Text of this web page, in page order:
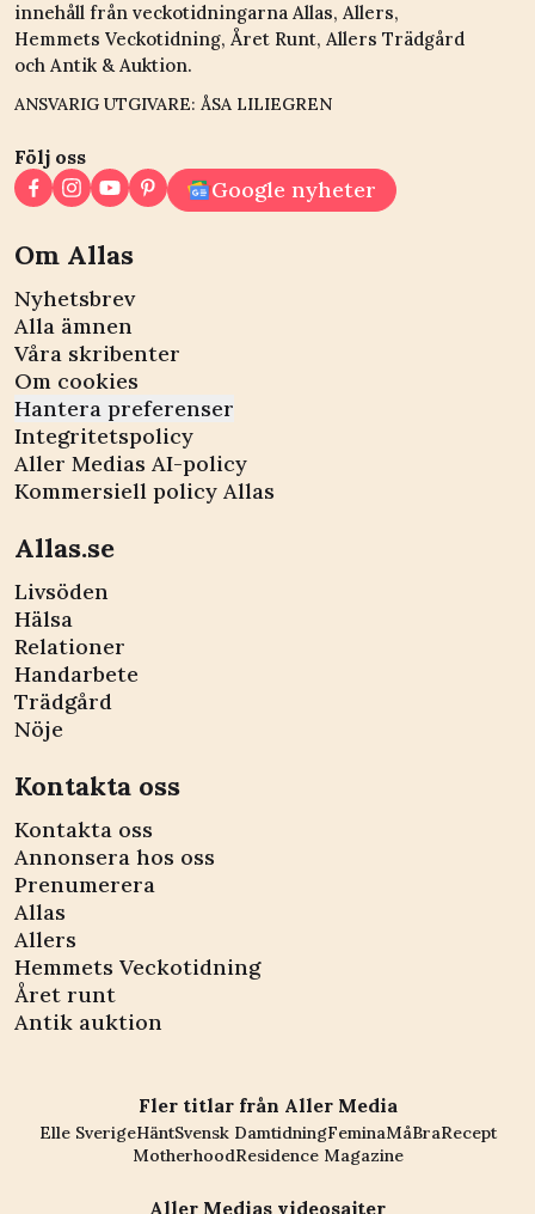
innehåll från veckotidningarna Allas, Allers,
Hemmets Veckotidning, Året Runt, Allers Trädgård
och Antik & Auktion.
ANSVARIG UTGIVARE: ÅSA LILIEGREN
Följ oss
Google nyheter
Om Allas
Nyhetsbrev
Alla ämnen
Våra skribenter
Om cookies
Hantera preferenser
Integritetspolicy
Aller Medias AI-policy
Kommersiell policy Allas
Allas.se
Livsöden
Hälsa
Relationer
Handarbete
Trädgård
Nöje
Kontakta oss
Kontakta oss
Annonsera hos oss
Prenumerera
Allas
Allers
Hemmets Veckotidning
Året runt
Antik auktion
Fler titlar från Aller Media
Elle SverigeHäntSvensk DamtidningFeminaMåBraRecept
MotherhoodResidence Magazine
Aller Medias videosajter